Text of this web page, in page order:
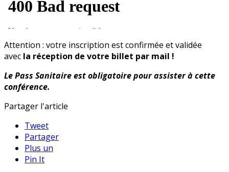
Attention : votre inscription est confirmée et validée
avec la réception de votre billet par mail !
Le Pass Sanitaire est obligatoire pour assister à cette
conférence.
Partager l'article
Tweet
Partager
Plus un
Pin It